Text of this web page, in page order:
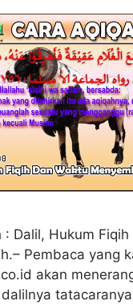
: Dalil, Hukum Fiqih
Pembaca yang
akan